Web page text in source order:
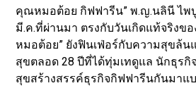
คุณหมอต้อย กิฟฟารีน” พ.ญ.นลินี ไพ
มี.ค.ที่ผ่านมา ตรงกับวันเกิดแท้จริงข
หมอต้อย” ยังฟินเฟ่อร์กับความสุขล้น
สุขตลอด 28 ปีที่ได้ทุ่มเทดูแล นักธุร
สุขสร้างสรรค์ธุรกิจกิฟฟารีนกันมาแ